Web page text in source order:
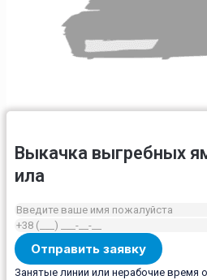
Выкачка выгребных
ила
Занятые линии или нерабочие время